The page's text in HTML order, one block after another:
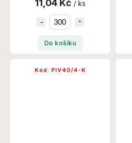
11,04 Kč / ks
Do košíku
Kód: PIV40/4-K